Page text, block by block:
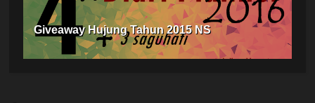
Giveaway Hujung Tahun 2015 NS